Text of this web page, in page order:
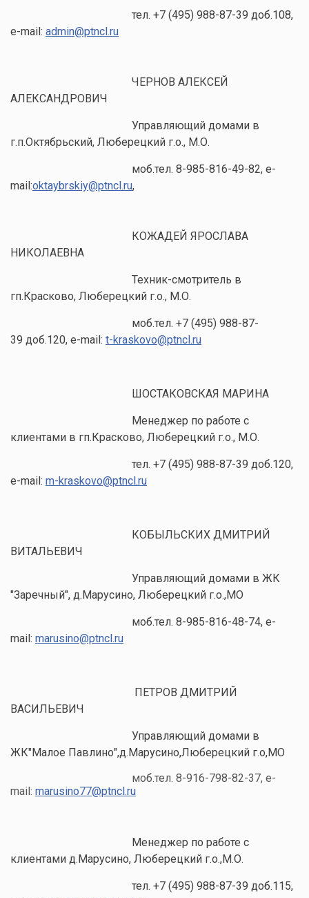
тел. +7 (495) 988-87-39 доб.108,
e-mail: admin@ptncl.ru
ЧЕРНОВ АЛЕКСЕЙ
АЛЕКСАНДРОВИЧ
Управляющий домами в
г.п.Октябрьский, Люберецкий г.о., М.О.
моб.тел. 8-985-816-49-82, e-
mail:oktaybrskiy@ptncl.ru,
КОЖАДЕЙ ЯРОСЛАВА
НИКОЛАЕВНА
Техник-смотритель в
гп.Красково, Люберецкий г.о., М.О.
моб.тел. +7 (495) 988-87-
39 доб.120, e-mail: t-kraskovo@ptncl.ru
ШОСТАКОВСКАЯ МАРИНА
Менеджер по работе с
клиентами в гп.Красково, Люберецкий г.о., М.О.
тел. +7 (495) 988-87-39 доб.120,
e-mail: m-kraskovo@ptncl.ru
КОБЫЛЬСКИХ ДМИТРИЙ
ВИТАЛЬЕВИЧ
Управляющий домами в ЖК
"Заречный", д.Марусино, Люберецкий г.о.,МО
моб.тел. 8-985-816-48-74, e-
mail: marusino@ptncl.ru
ПЕТРОВ ДМИТРИЙ
ВАСИЛЬЕВИЧ
Управляющий домами в
ЖК"Малое Павлино",д.Марусино,Люберецкий г.о,МО
моб.тел. 8-916-798-82-37, e-
mail: marusino77@ptncl.ru
Менеджер по работе с
клиентами д.Марусино, Люберецкий г.о.,М.О.
тел. +7 (495) 988-87-39 доб.115,